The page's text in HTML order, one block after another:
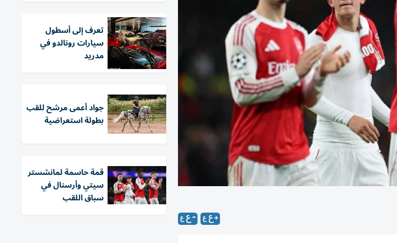
تعرف إلى أسطول
سيارات رونالدو في
مدريد
جواد أعمى مرشح للقب
بطولة استعراضية
قمة حاسمة لمانشستر
سيتي وأرسنال في
سباق اللقب